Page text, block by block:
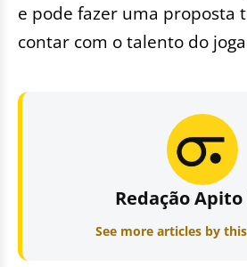
e pode fazer uma proposta
contar com o talento do
Redação
See more articles by